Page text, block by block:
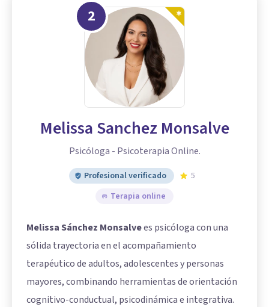
2
Melissa Sanchez Monsalve
Psicóloga - Psicoterapia Online.
Profesional verificado
5
Terapia online
Melissa Sánchez Monsalvees psicóloga con una
sólida trayectoria en el acompañamiento
terapéutico de adultos, adolescentes y personas
mayores, combinando herramientas de orientación
cognitivo-conductual, psicodinámica e integrativa.